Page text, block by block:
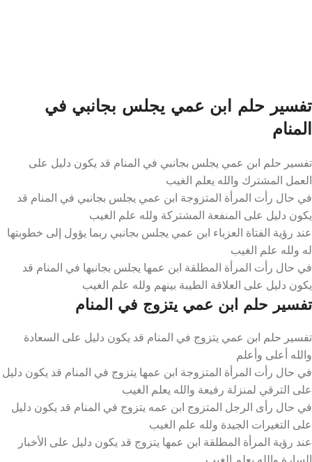
تفسير حلم ابن عمي يجلس بجانبي في
المنام
تفسير حلم ابن عمي يجلس بجانبي في المنام قد يكون دليل على
العمل المشترك والله يعلم الغيب
في حال رأت المرأة المتزوجة ابن عمي يجلس بجانبي في المنام قد
يكون دليل على المنفعة المشتركة ولله علم الغيب
عند رؤية الفتاة العزباء ابن عمي يجلس بجانبي ربما يؤول إلى خطوبتها
له ولله علم الغيب
في حال رأت المرأة المطلقة ابن عمها يجلس بجانبها في المنام قد
يكون دليل على العلاقة الطيبة بينهم ولله علم الغيب
تفسير حلم ابن عمي يتزوج في المنام
تفسير حلم ابن عمي يتزوج في المنام قد يكون دليل على السعادة
والله أعلى وأعلم
في حال رأت المرأة المتزوجة ابن عمها يتزوج في المنام قد يكون دليل
على الترقي لمنزلة رفيعة والله يعلم الغيب
في حال رأى الرجل المتزوج ابن عمه يتزوج في المنام قد يكون دليل
على التغيرات الجيدة ولله علم الغيب
عند رؤية المرأة المطلقة ابن عمها يتزوج قد يكون دليل على الأخبار
السارة والله يعلم الغيب